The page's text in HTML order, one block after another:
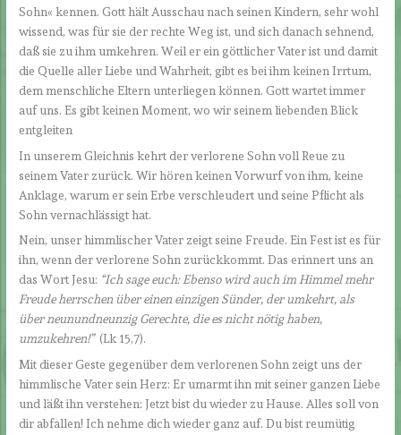
Sohn« kennen. Gott hält Ausschau nach seinen Kindern, sehr wohl
wissend, was für sie der rechte Weg ist, und sich danach sehnend,
daß sie zu ihm umkehren. Weil er ein göttlicher Vater ist und damit
die Quelle aller Liebe und Wahrheit, gibt es bei ihm keinen Irrtum,
dem menschliche Eltern unterliegen können. Gott wartet immer
auf uns. Es gibt keinen Moment, wo wir seinem liebenden Blick
entgleiten
In unserem Gleichnis kehrt der verlorene Sohn voll Reue zu
seinem Vater zurück. Wir hören keinen Vorwurf von ihm, keine
Anklage, warum er sein Erbe verschleudert und seine Pflicht als
Sohn vernachlässigt hat.
Nein, unser himmlischer Vater zeigt seine Freude. Ein Fest ist es für
ihn, wenn der verlorene Sohn zurückkommt. Das erinnert uns an
das Wort Jesu: “Ich sage euch: Ebenso wird auch im Himmel mehr
Freude herrschen über einen einzigen Sünder, der umkehrt, als
über neunundneunzig Gerechte, die es nicht nötig haben,
umzukehren!” (Lk 15,7).
Mit dieser Geste gegenüber dem verlorenen Sohn zeigt uns der
himmlische Vater sein Herz: Er umarmt ihn mit seiner ganzen Liebe
und läßt ihn verstehen: Jetzt bist du wieder zu Hause. Alles soll von
dir abfallen! Ich nehme dich wieder ganz auf. Du bist reumütig